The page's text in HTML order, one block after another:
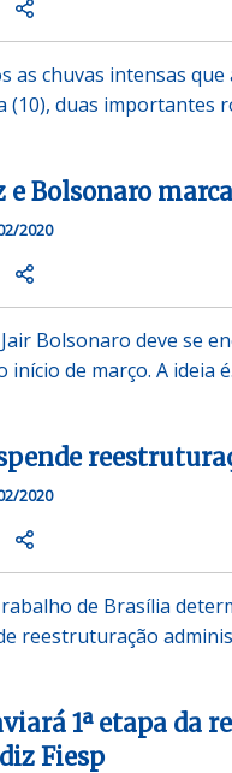
as chuvas intensas
(10), duas importantes
e Bolsonaro
2020
Bolsonaro deve se
início de março. A ideia
2020
de Brasília
reestruturação
1ª etapa da
Fiesp